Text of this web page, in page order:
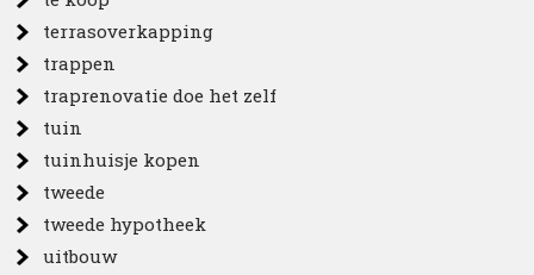
terrasoverkapping
trappen
traprenovatie doe het zelf
tuin
tuinhuisje kopen
tweede
tweede hypotheek
uitbouw